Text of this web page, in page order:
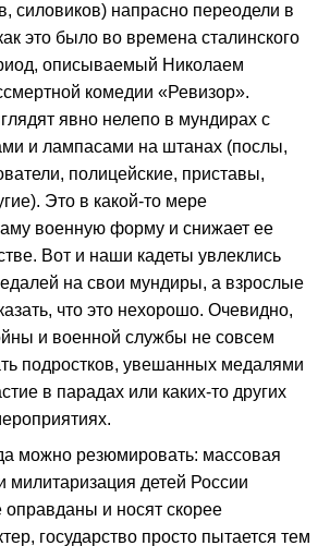
силовиков) напрасно переодели в
это было во времена сталинского
описываемый Николаем
комедии «Ревизор».
явно нелепо в мундирах с
и лампасами на штанах (послы,
полицейские, приставы,
Это в какой-то мере
военную форму и снижает ее
Вот и наши кадеты увлеклись
на свои мундиры, а взрослые
что это нехорошо. Очевидно,
и военной службы не совсем
подростков, увешанных медалями
в парадах или каких-то других
можно резюмировать: массовая
милитаризация детей России
оправданы и носят скорее
государство просто пытается тем